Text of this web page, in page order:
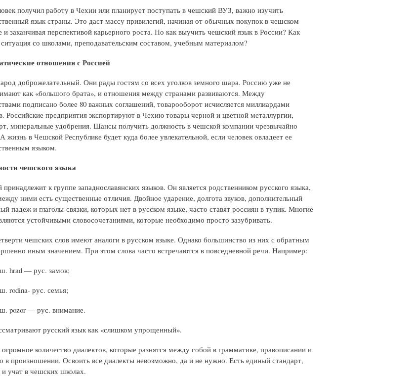
получил работу в Чехии или планирует поступать в чешский ВУЗ, важно изучить
язык страны. Это даст массу привилегий, начиная от обычных покупок в чешском
и заканчивая перспективой карьерного роста. Но как выучить чешский язык в России? Как
со школами, преподавательским составом, учебным материалом?
отношения с Россией
доброжелательный. Они рады гостям со всех уголков земного шара. Россию уже не
как «большого брата», и отношения между странами развиваются. Между
подписано более 80 важных соглашений, товарооборот исчисляется миллиардами
Российские предприятия экспортируют в Чехию товары черной и цветной металлургии,
минеральные удобрения. Шансы получить должность в чешской компании чрезвычайно
жизнь в Чешской Республике будет куда более увлекательной, если человек овладеет ее
языком.
чешского языка
к группе западнославянских языков. Он является родственником русского языка,
ними есть существенные отличия. Двойное ударение, долгота звуков, дополнительный
падеж и глаголы-связки, которых нет в русском языке, часто ставят россиян в тупик. Многие
устойчивыми словосочетаниями, которые необходимо просто зазубривать.
чешских слов имеют аналоги в русском языке. Однако большинство из них с обратным
иным значением. При этом слова часто встречаются в повседневной речи. Например:
— рус. замок;
рус. семья;
— рус. внимание.
русский язык как «слишком упрощенный».
количество диалектов, которые разнятся между собой в грамматике, правописании и
в произношении. Освоить все диалекты невозможно, да и не нужно. Есть единый стандарт,
учат в чешских школах.